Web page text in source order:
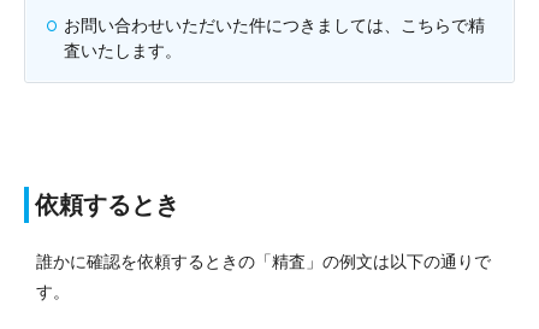
お問い合わせいただいた件につきましては、こちらで精
査いたします。
依頼するとき
誰かに確認を依頼するときの「精査」の例文は以下の通りで
す。